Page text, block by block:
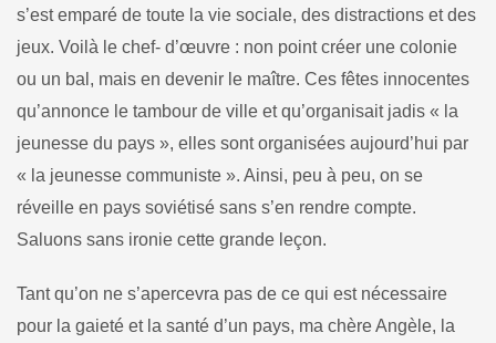
s’est emparé de toute la vie sociale, des distractions et des
jeux. Voilà le chef- d’œuvre : non point créer une colonie
ou un bal, mais en devenir le maître. Ces fêtes innocentes
qu’annonce le tambour de ville et qu’organisait jadis « la
jeunesse du pays », elles sont organisées au­jourd’hui par
« la jeunesse communiste ». Ainsi, peu à peu, on se
réveille en pays soviétisé sans s’en rendre compte.
Saluons sans ironie cette grande leçon.
Tant qu’on ne s’apercevra pas de ce qui est nécessaire
pour la gaieté et la santé d’un pays, ma chère Angèle, la